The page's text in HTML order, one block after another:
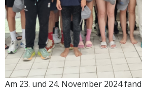
Am 23. und 24. November 2024